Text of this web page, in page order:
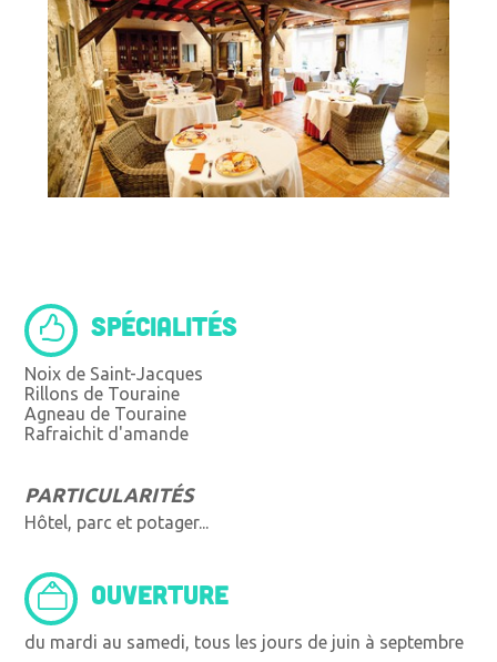
SPÉCIALITÉS
Noix de Saint-Jacques
Rillons de Touraine
Agneau de Touraine
Rafraichit d'amande
PARTICULARITÉS
Hôtel, parc et potager...
OUVERTURE
du mardi au samedi, tous les jours de juin à septembre